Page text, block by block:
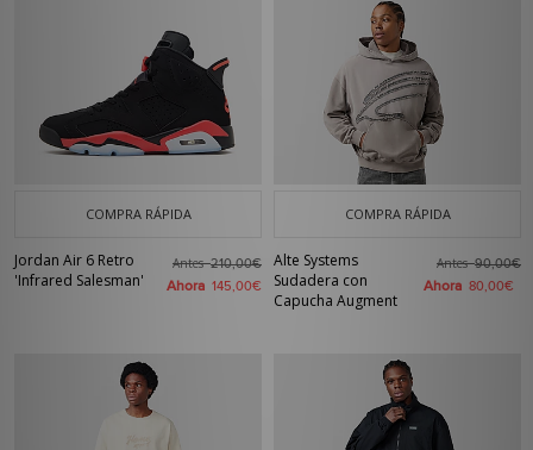
COMPRA RÁPIDA
Jordan Air 6 Retro
'Infrared Salesman'
Antes210,00€
Ahora 145,00€
COMPRA RÁPIDA
Alte Systems
Sudadera con
Capucha Augment
Antes90,00€
Ahora 80,00€